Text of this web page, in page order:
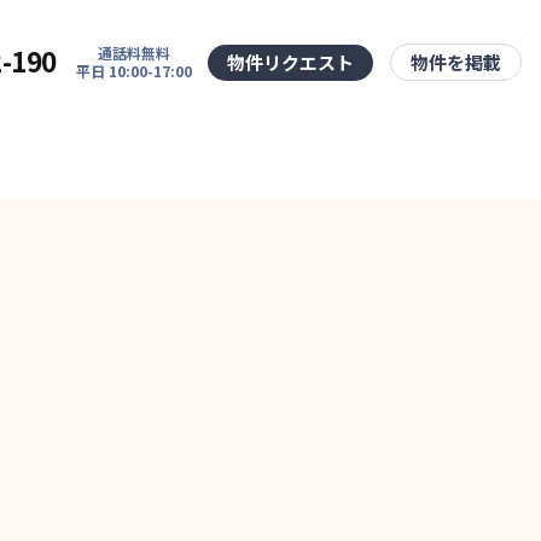
190
通話料無料
平日 10:00-17:00
物件リクエスト 物件を掲載